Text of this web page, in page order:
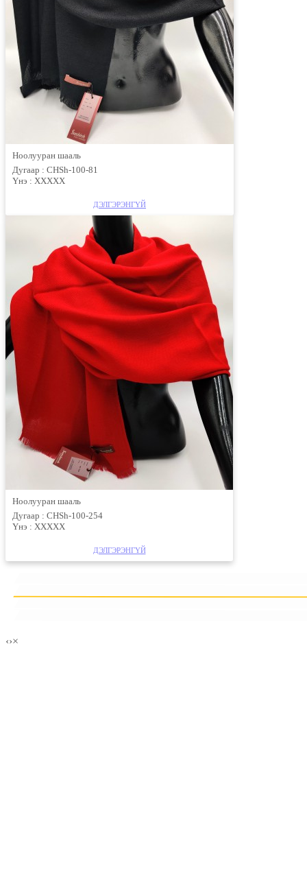
Ноолууран шааль
Дугаар : CHSh-100-81
Үнэ : ХХХХХ
ДЭЛГЭРЭНГҮЙ
Ноолууран шааль
Дугаар : CHSh-100-254
Үнэ : ХХХХХ
ДЭЛГЭРЭНГҮЙ
‹›×